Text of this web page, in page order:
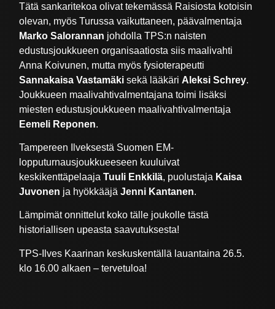
Tätä sankaritekoa olivat tekemässä Raisiosta kotoisin
olevan, myös Turussa vaikuttaneen, päävalmentaja
Marko Salorannan johdolla TPS:n naisten
edustusjoukkueen organisaatiosta siis maalivahti
Anna Koivunen, mutta myös fysioterapeutti
Sannakaisa Vastamäki sekä lääkäri Aleksi Schrey.
Joukkueen maalivahtivalmentajana toimi lisäksi
miesten edustusjoukkueen maalivahtivalmentaja
Eemeli Reponen.
Tampereen Ilveksestä Suomen EM-
lopputurnausjoukkueeseen kuuluivat
keskikenttäpelaajaTuuli Enkkilä, puolustaja Kaisa
Juvonen ja hyökkääjäJenni Kantanen.
Lämpimät onnittelut koko tälle joukolle tästä
historiallisen upeasta saavutuksesta!
TPS-Ilves Kaarinan keskuskentällä lauantaina 26.5.
klo 16.00 alkaen – tervetuloa!